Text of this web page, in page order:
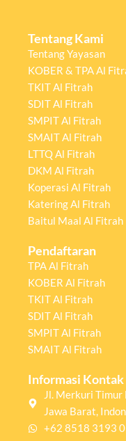
Tentang Kami
Tentang Yayasan
KOBER & TPA Al
TKIT Al Fitrah
SDIT Al Fitrah
SMPIT Al Fitrah
SMAIT Al Fitrah
LTTQ Al Fitrah
DKM Al Fitrah
Koperasi Al Fitrah
Katering Al Fitrah
Baitul Maal Al Fitrah
Pendaftaran
TPA Al Fitrah
KOBER Al Fitrah
TKIT Al Fitrah
SDIT Al Fitrah
SMPIT Al Fitrah
SMAIT Al Fitrah
Informasi Kontak
Jl. Merkuri Timur
Jawa Barat,
+62 8518 3193